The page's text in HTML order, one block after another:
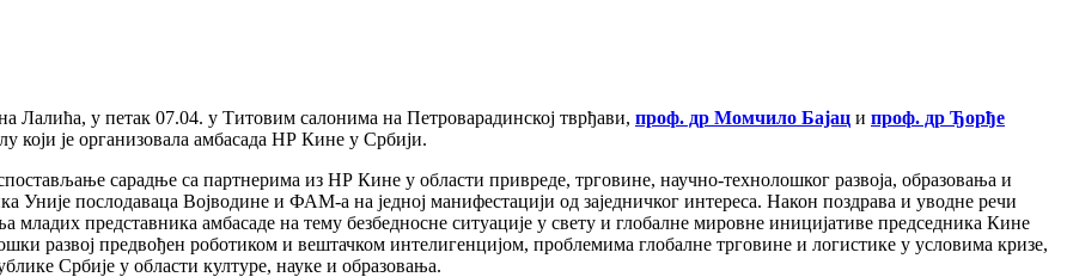
Лалића, у петак 07.04. у Титовим салонима на Петроварадинској тврђави, проф. др Момчило Бајац и проф. др Ђорђе
који је организовала амбасада НР Кине у Србији.
сарадње са партнерима из НР Кине у области привреде, трговине, научно-технолошког развоја, образовања и
Уније послодаваца Војводине и ФАМ-а на једној манифестацији од заједничког интереса. Након поздрава и уводне речи
представника амбасаде на тему безбедносне ситуације у свету и глобалне мировне иницијативе председника Кине
развој предвођен роботиком и вештачком интелигенцијом, проблемима глобалне трговине и логистике у условима кризе,
Србије у области културе, науке и образовања.